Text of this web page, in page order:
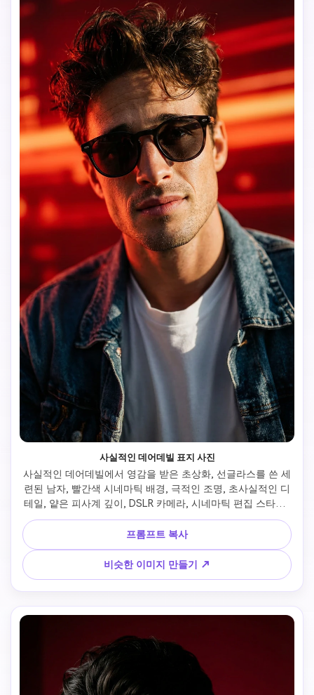
사실적인 데어데빌 표지 사진
사실적인 데어데빌에서 영감을 받은 초상화, 선글라스를 쓴 세
련된 남자, 빨간색 시네마틱 배경, 극적인 조명, 초사실적인 디
테일, 얕은 피사계 깊이, DSLR 카메라, 시네마틱 편집 스타일,
울트라 HD
프롬프트 복사
비슷한 이미지 만들기 ↗